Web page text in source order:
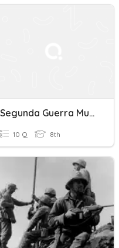
Segunda Guerra Mundial
10 Q 8th